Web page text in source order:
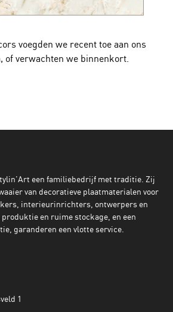
voegden we recent toe aan ons
of verwachten we binnenkort.
een familiebedrijf met traditie. Zij
van decoratieve plaatmaterialen voor
interieurinrichters, ontwerpers en
en ruime stockage, en een
garanderen een vlotte service.
1